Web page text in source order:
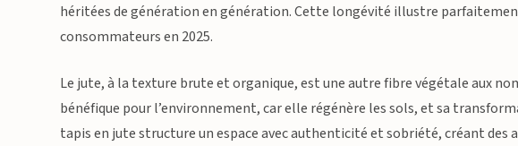
héritées de génération en génération. Cette longévité illustre
consommateurs en 2025.
Le jute, à la texture brute et organique, est une autre fibre végétale aux
bénéfique pour l’environnement, car elle régénère les sols, et sa
tapis en jute structure un espace avec authenticité et sobriété, créant des